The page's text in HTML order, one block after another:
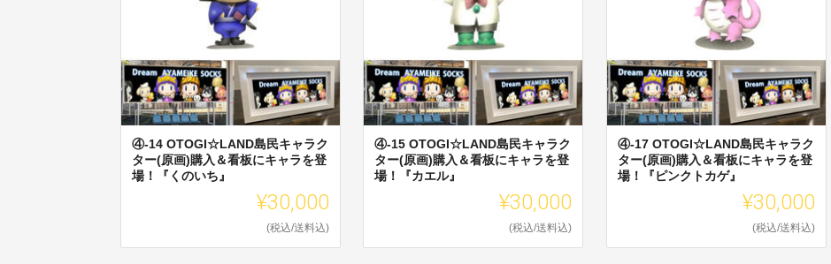
④-14 OTOGI☆LAND島民キャラク
ター(原画)購入＆看板にキャラを登
場！『くのいち』
¥30,000
(税込/送料込)
④-15 OTOGI☆LAND島民キャラク
ター(原画)購入＆看板にキャラを登
場！『カエル』
¥30,000
(税込/送料込)
④-17 OTOGI☆LAND島民キャラク
ター(原画)購入＆看板にキャラを登
場！『ピンクトカゲ』
¥30,000
(税込/送料込)